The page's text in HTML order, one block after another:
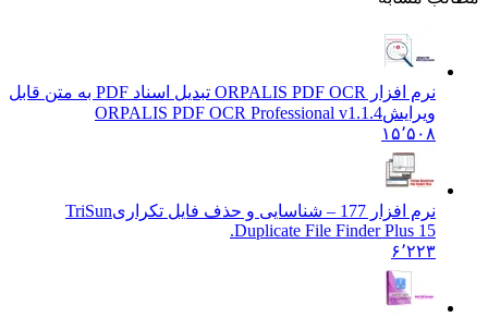
نرم افزار ORPALIS PDF OCR تبدیل اسناد PDF به متن قابل
ویرایشORPALIS PDF OCR Professional v1.1.4
۱۵٬۵۰۸
نرم افزار 177 – شناسایی و حذف فایل تکراری
TriSun
Duplicate File Finder Plus 15.
۶٬۲۲۳